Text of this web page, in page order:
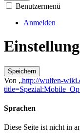
Benutzermenü
Anmelden
Speichern
Von „http://wulfen-
Sprachen
Diese Seite ist nicht in